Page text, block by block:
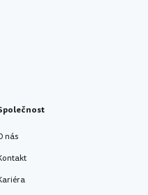
nás